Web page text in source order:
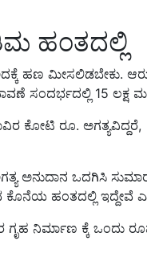
ಹಂತದಲ್ಲಿ
ಹಣ ಮೀಸಲಿಡಬೇಕು.
ಸಂದರ್ಭದಲ್ಲಿ 15
ಕೋಟಿ ರೂ. ಅಗತ್ಯವಿದ್ದರೆ,
ಅನುದಾನ ಒದಗಿಸಿ
ಕೊನೆಯ ಹಂತದಲ್ಲಿ ಇದ್ದೇವೆ
ನಿರ್ಮಾಣ ಕ್ಕೆ ಒಂದು